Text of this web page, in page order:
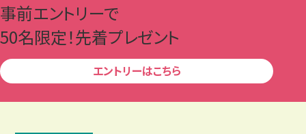
事前エントリーで
50名限定！先着プレゼント
エントリーはこちら